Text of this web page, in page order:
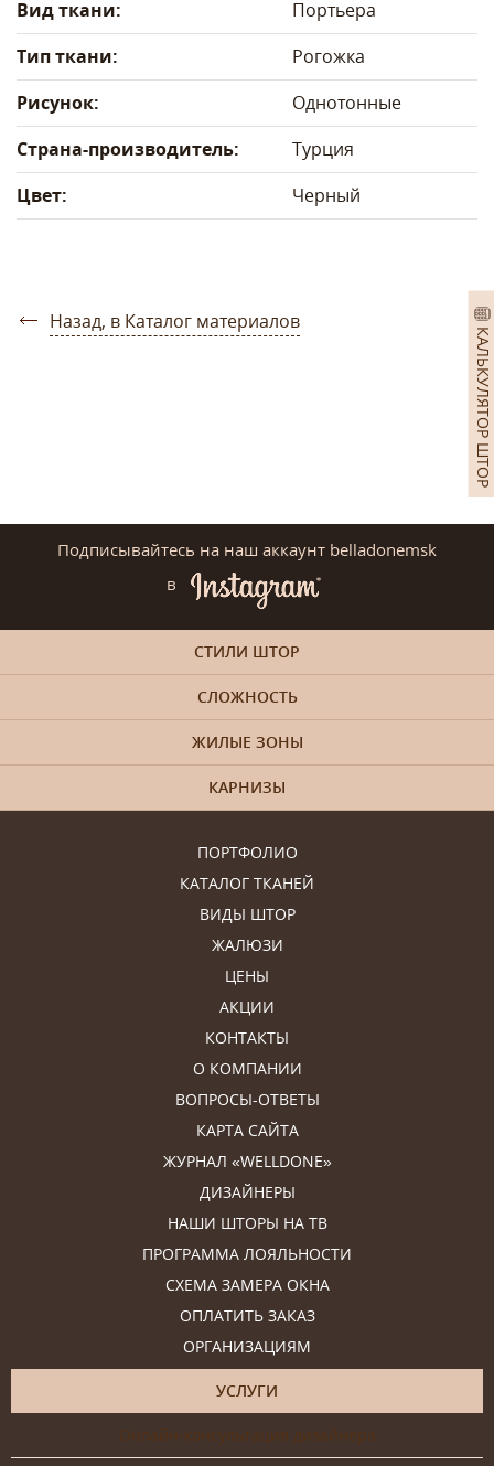
КАЛЬКУЛЯТОР ШТОР
Вид ткани:
Портьера
Тип ткани:
Рогожка
Рисунок:
Однотонные
Страна-производитель:
Турция
Цвет:
Черный
Назад, в Каталог материалов
Подписывайтесь на наш аккаунт belladonemsk
в
ПОРТФОЛИО
КАТАЛОГ ТКАНЕЙ
ВИДЫ ШТОР
ЖАЛЮЗИ
ЦЕНЫ
АКЦИИ
КОНТАКТЫ
О КОМПАНИИ
ВОПРОСЫ-ОТВЕТЫ
КАРТА САЙТА
ЖУРНАЛ «WELLDONE»
ДИЗАЙНЕРЫ
НАШИ ШТОРЫ НА ТВ
ПРОГРАММА ЛОЯЛЬНОСТИ
СХЕМА ЗАМЕРА ОКНА
ОПЛАТИТЬ ЗАКАЗ
ОРГАНИЗАЦИЯМ
УСЛУГИ
Онлайн-консультация дизайнера
СТИЛИ ШТОР
СЛОЖНОСТЬ
ЖИЛЫЕ ЗОНЫ
КАРНИЗЫ